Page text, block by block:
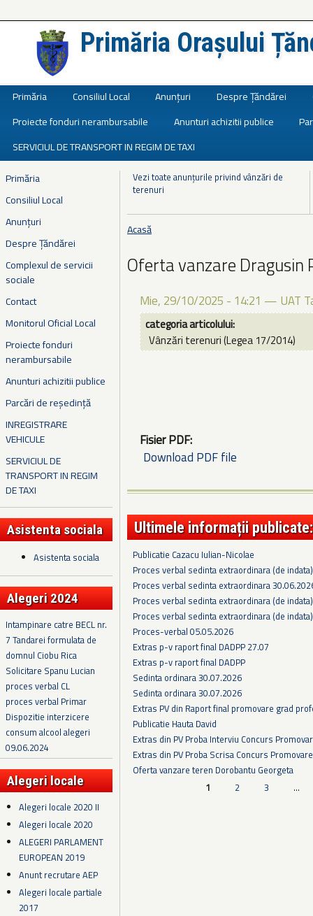
Primăria Orașului
Primăria Consiliul Local Anunțuri Despre Țăndărei
Proiecte fonduri nerambursabile
Anunturi achizitii publice
SERVICIUL DE TRANSPORT IN REGIM DE TAXI
Primăria
Consiliul Local
Anunțuri
Despre Țăndărei
Complexul de servicii
sociale
Contact
Monitorul Oficial Local
Proiecte fonduri
nerambursabile
Anunturi achizitii publice
Parcări de reședință
INREGISTRARE
VEHICULE
SERVICIUL DE
TRANSPORT IN REGIM
DE TAXI
Asistenta sociala
Asistenta sociala
Alegeri 2024
Intampinare catre BECL nr.
7 Tandarei formulata de
domnul Ciobu Rica
Solicitare Spanu Lucian
proces verbal CL
proces verbal Primar
Dispozitie interzicere
consum alcool alegeri
09.06.2024
Alegeri locale
Alegeri locale 2020 II
Alegeri locale 2020
ALEGERI PARLAMENT
EUROPEAN 2019
Anunt recrutare AEP
Alegeri locale partiale
2017
Vezi toate anunțurile privind vânzări de
terenuri
Eşti aici
Acasă
Oferta vanzare Dragusin
Mie, 29/10/2025 - 14:21 — UAT
categoria articolului:
Vânzări terenuri (Legea 17/2014)
Fisier PDF:
Download PDF file
Ultimele informații publicate:
Publicatie Cazacu Iulian-Nicolae
Proces verbal sedinta extraordinara (de
Proces verbal sedinta extraordinara
Proces verbal sedinta extraordinara (de
Proces verbal sedinta extraordinara (de
Proces-verbal 05.05.2026
Extras p-v raport final DADPP 27.07
Extras p-v raport final DADPP
Sedinta ordinara 30.07.2026
Sedinta ordinara 30.07.2026
Extras PV din Raport final promovare grad
Publicatie Hauta David
Extras din PV Proba Interviu Concurs
Extras din PV Proba Scrisa Concurs
Oferta vanzare teren Dorobantu Georgeta
1 2 3 …